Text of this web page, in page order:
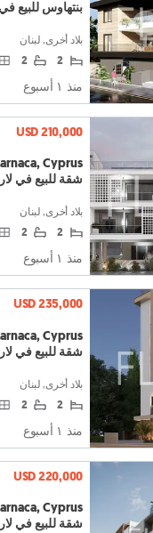
بنتهاوس للبيع
بلاد أخرى, لبنان
2
2
منذ ١ أسبوع
USD 210,000
شقة للبيع في
بلاد أخرى, لبنان
2
2
منذ ١ أسبوع
USD 235,000
شقة للبيع في
بلاد أخرى, لبنان
2
2
منذ ١ أسبوع
USD 220,000
شقة للبيع في